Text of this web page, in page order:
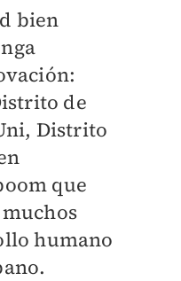
bien
de
Distrito
que
humano